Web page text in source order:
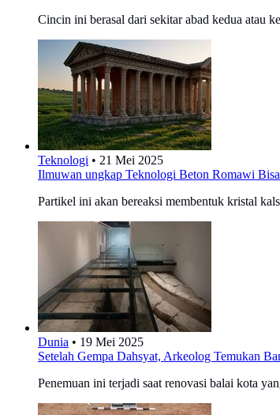
Cincin ini berasal dari sekitar abad kedua atau
Teknologi • 21 Mei 2025
Ilmuwan ungkap Teknologi Beton Romawi
Partikel ini akan bereaksi membentuk kristal
Dunia • 19 Mei 2025
Setelah Gempa Dahsyat, Arkeolog Temukan
Penemuan ini terjadi saat renovasi balai kota